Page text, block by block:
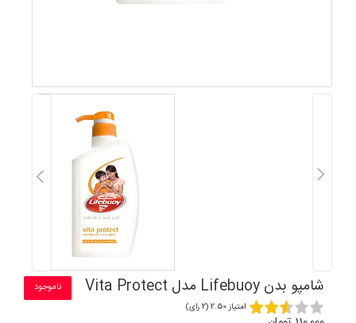
شامپو بدن Lifebuoy مدل Vita Protect ناموجود
امتیاز 2.50 (2 رای)